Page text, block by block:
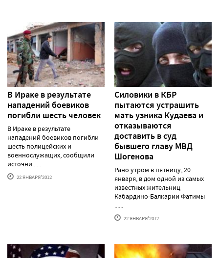
В Ираке в результате
нападений боевиков
погибли шесть человек
В Ираке в результате
нападений боевиков погибли
шесть полицейских и
военнослужащих, сообщили
источни......
22 ЯНВАРЯ'2012
Силовики в КБР
пытаются устрашить
мать узника Кудаева и
отказываются
доставить в суд
бывшего главу МВД
Шогенова
Рано утром в пятницу, 20
января, в дом одной из самых
известных жительниц
Кабардино-Балкарии Фатимы
......
22 ЯНВАРЯ'2012